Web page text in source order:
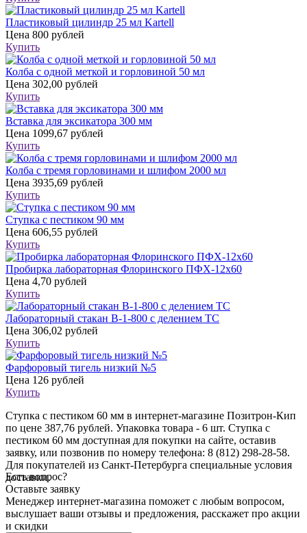
Пластиковый цилиндр 25 мл Kartell
Цена 800 рублей
Купить
Колба с одной меткой и горловиной 50 мл
Цена 302,00 рублей
Купить
Вставка для эксикатора 300 мм
Цена 1099,67 рублей
Купить
Колба с тремя горловинами и шлифом 2000 мл
Цена 3935,69 рублей
Купить
Ступка с пестиком 90 мм
Цена 606,55 рублей
Купить
Пробирка лабораторная Флоринского ПФХ-12х60
Цена 4,70 рублей
Купить
Лабораторный стакан В-1-800 с делением ТС
Цена 306,02 рублей
Купить
Фарфоровый тигель низкий №5
Цена 126 рублей
Купить
Ступка с пестиком 60 мм в интернет-магазине Позитрон-Кип
по цене 387,76 рублей. Упаковка товара - 6 шт. Ступка с
пестиком 60 мм доступная для покупки на сайте, оставив
заявку, или позвонив по номеру телефона: 8 (812) 298-28-58.
Для покупателей из Санкт-Петербурга специальные условия
доставки.
Есть вопрос?
Оставьте заявку
Менеджер интернет-магазина поможет с любым вопросом,
выслушает ваши отзывы и предложения, расскажет про акции
и скидки